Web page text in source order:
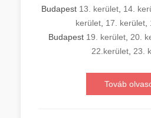
Budapest 13. kerület, 14.
kerület, 17. kerület,
Budapest 19. kerület, 20.
22.kerület 23.
Továb